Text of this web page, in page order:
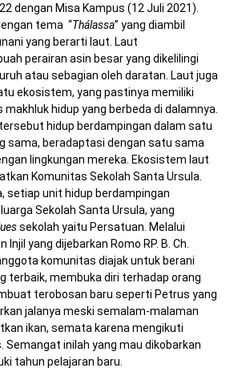
dengan Misa Kampus (12 Juli 2021).
tema “Thálassa” yang diambil
yang berarti laut. Laut
perairan asin besar yang dikelilingi
atau sebagian oleh daratan . Laut juga
ekosistem, yang pastinya memiliki
makhluk hidup yang berbeda di dalamnya.
hidup berdampingan dalam satu
sama, beradaptasi dengan satu sama
lingkungan mereka. Ekosistem laut
Komunitas Sekolah Santa Ursula.
setiap unit hidup berdampingan
Sekolah Santa Ursula, yang
sekolah yaitu Persatuan. Melalui
Injil yang dijebarkan Romo RP. B. Ch.
komunitas diajak untuk berani
terbaik, membuka diri terhadap orang
terobosan baru seperti Petrus yang
jalanya meski semalam-malaman
ikan, semata karena mengikuti
Semangat inilah yang mau dikobarkan
tahun pelajaran baru.